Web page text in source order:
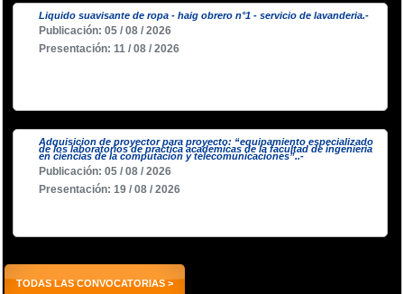
Liquido suavisante de ropa - haig obrero n°1 - servicio de lavanderia.-
Publicación: 05 / 08 / 2026
Presentación: 11 / 08 / 2026
Adquisicion de proyector para proyecto: “equipamiento especializado
de los laboratorios de practica academicas de la facultad de ingenieria
en ciencias de la computacion y telecomunicaciones”..-
Publicación: 05 / 08 / 2026
Presentación: 19 / 08 / 2026
TODAS LAS CONVOCATORIAS >